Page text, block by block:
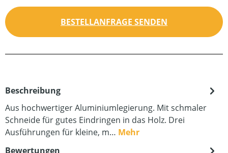
BESTELLANFRAGE SENDEN
Beschreibung
Aus hochwertiger Aluminiumlegierung. Mit schmaler
Schneide für gutes Eindringen in das Holz. Drei
Ausführungen für kleine, m… Mehr
Bewertungen